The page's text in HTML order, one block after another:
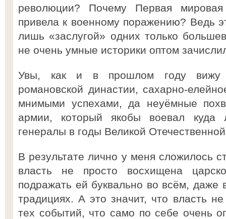
революции? Почему Первая
привела к военному поражению? Ведь
лишь «заслугой» одних только
не очень умные историки оптом
Увы, как и в прошлом году вижу
романовской династии, сахарно-
мнимыми успехами, да неуёмные
армии, который якобы воевал куда
генералы в годы Великой
В результате лично у меня сложилось
власть не просто восхищена
подражать ей буквально во всём,
традициях. А это значит, что власть
тех событий, что само по себе очень